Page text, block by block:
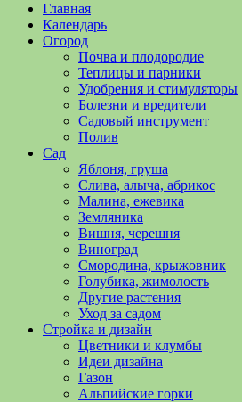
Садоводство
Огородничество
Садоводство
огородничество
полезные
уходу
овощами,
растениями
Поможем
обустройстве
выращивании
Главная
Календарь
Огород
Почва и плодородие
Теплицы и парники
Удобрения и стимуляторы
Болезни и вредители
Садовый инструмент
Полив
Сад
Яблоня, груша
Слива, алыча, абрикос
Малина, ежевика
Земляника
Вишня, черешня
Виноград
Смородина, крыжовник
Голубика, жимолость
Другие растения
Уход за садом
Стройка и дизайн
Цветники и клумбы
Идеи дизайна
Газон
Альпийские горки